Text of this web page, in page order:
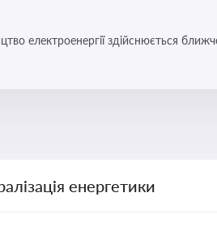
електроенергії здійснюється
енергії та стимулювання
енергетики